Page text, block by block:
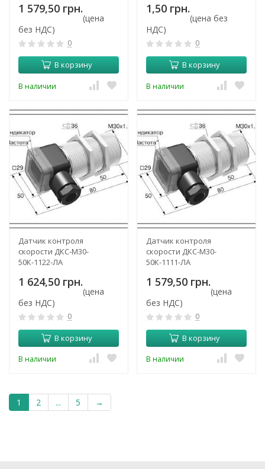
1 579,50 грн.
(цена
без НДС)
0
В корзину
В наличии
1,50 грн.
(цена без
НДС)
0
В корзину
В наличии
Датчик контроля
скорости ДКС-М30-
50К-1122-ЛА
1 624,50 грн.
(цена
без НДС)
0
В корзину
В наличии
Датчик контроля
скорости ДКС-М30-
50К-1111-ЛА
1 579,50 грн.
(цена
без НДС)
0
В корзину
В наличии
1 2 ... 5 →